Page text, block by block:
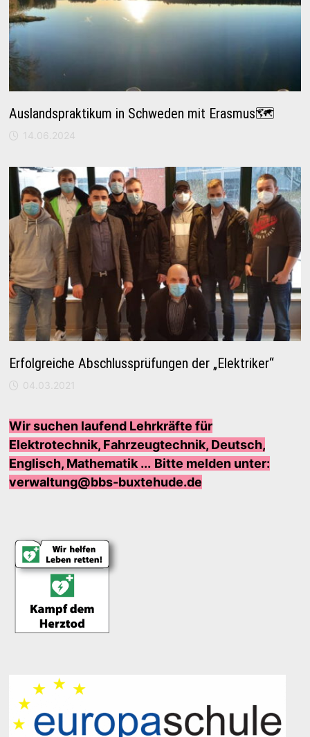
Auslandspraktikum in Schweden mit Erasmus🗺
14.06.2024
Erfolgreiche Abschlussprüfungen der „Elektriker“
04.03.2021
Wir suchen laufend Lehrkräfte für
Elektrotechnik, Fahrzeugtechnik, Deutsch,
Englisch, Mathematik ... Bitte melden unter:
verwaltung@bbs-buxtehude.de